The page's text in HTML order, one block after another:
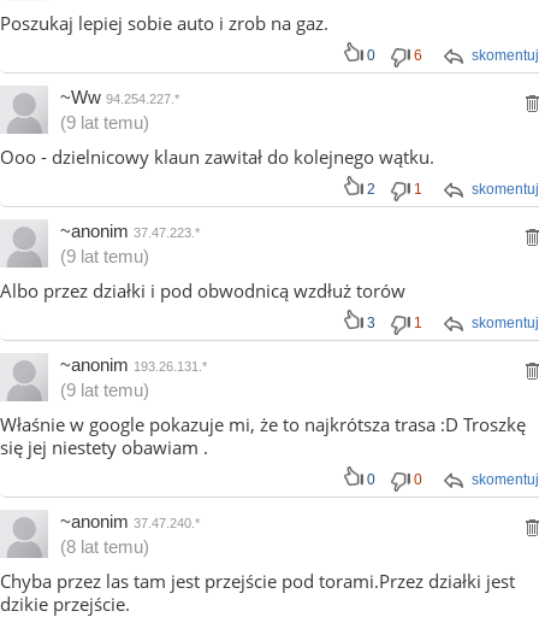
Poszukaj lepiej sobie auto i zrob na gaz.
skomentuj
0 6
~Ww 94.254.227.*
(9 lat temu)
Ooo - dzielnicowy klaun zawitał do kolejnego wątku.
skomentuj
2 1
~anonim 37.47.223.*
(9 lat temu)
Albo przez działki i pod obwodnicą wzdłuż torów
skomentuj
3 1
~anonim 193.26.131.*
(9 lat temu)
Właśnie w google pokazuje mi, że to najkrótsza trasa :D Troszkę
się jej niestety obawiam .
skomentuj
0 0
~anonim 37.47.240.*
(8 lat temu)
Chyba przez las tam jest przejście pod torami.Przez działki jest
dzikie przejście.